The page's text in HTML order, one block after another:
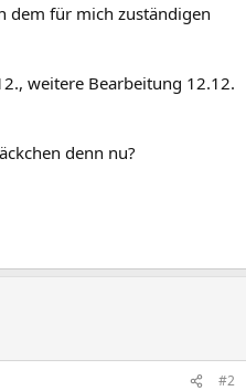
dem für mich zuständigen
weitere Bearbeitung 12.12.
denn nu?
#2